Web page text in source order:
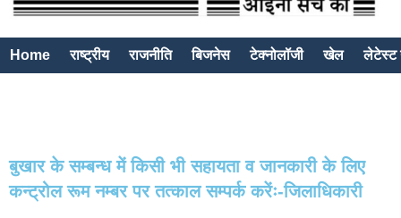
Home राष्ट्रीय राजनीति बिजनेस टेक्नोलॉजी खेल लेटेस्ट
बुखार के सम्बन्ध में किसी भी सहायता व जानकारी के लिए
कन्ट्रोल रूम नम्बर पर तत्काल सम्पर्क करेंः-जिलाधिकारी